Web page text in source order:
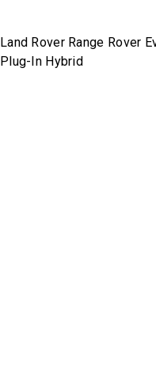
Land Rover Range Rover
Plug-In Hybrid